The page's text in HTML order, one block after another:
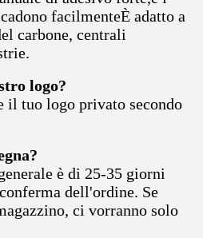
facilmenteÈ adatto a
carbone, centrali
logo?
il tuo logo privato secondo
è di 25-35 giorni
dell'ordine. Se
ci vorranno solo